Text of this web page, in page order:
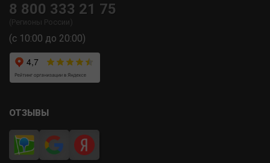
8 800 333 21 75
(Регионы России)
(с 10:00 до 20:00)
ОТЗЫВЫ